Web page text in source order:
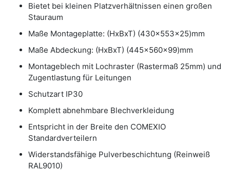
Bietet bei kleinen Platzverhältnissen einen großen
Stauraum
Maße Montageplatte: (HxBxT) (430x553x25)mm
Maße Abdeckung: (HxBxT) (445x560x99)mm
Montageblech mit Lochraster (Rastermaß 25mm) und
Zugentlastung für Leitungen
Schutzart IP30
Komplett abnehmbare Blechverkleidung
Entspricht in der Breite den COMEXIO
Standardverteilern
Widerstandsfähige Pulverbeschichtung (Reinweiß
RAL9010)